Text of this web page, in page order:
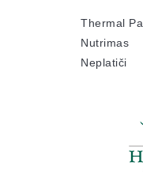
Thermal
Nutrimas
Neplatiči